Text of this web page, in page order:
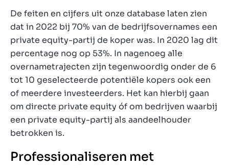
De feiten en cijfers uit onze database laten zien
dat in 2022 bij 70% van de bedrijfsovernames een
private equity-partij de koper was. In 2020 lag dit
percentage nog op 53%. In nagenoeg alle
overnametrajecten zijn tegenwoordig onder de 6
tot 10 geselecteerde potentiële kopers ook een
of meerdere investeerders. Het kan hierbij gaan
om directe private equity óf om bedrijven waarbij
een private equity-partij als aandeelhouder
betrokken is.
Professionaliseren met